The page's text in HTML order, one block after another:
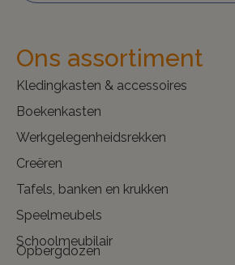
Ons assortiment
Kledingkasten & accessoires
Boekenkasten
Werkgelegenheidsrekken
Creëren
Tafels, banken en krukken
Speelmeubels
Schoolmeubilair
Opbergdozen